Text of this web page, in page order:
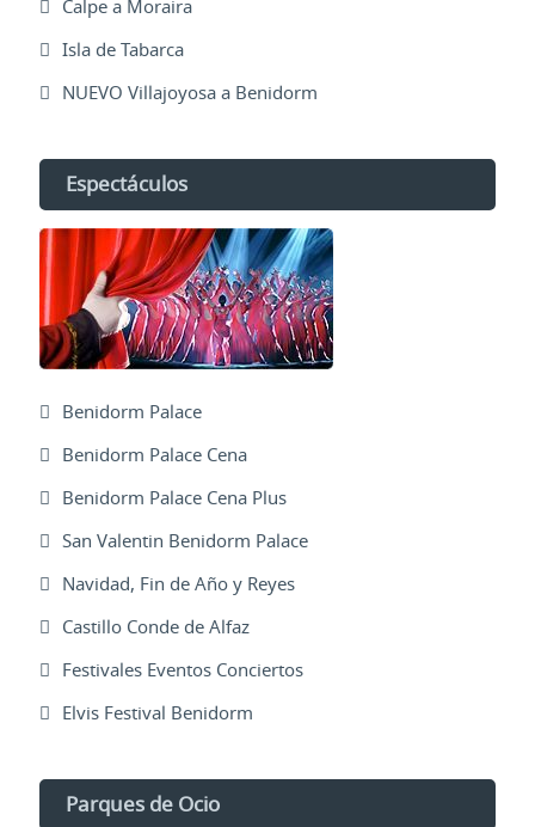
Calpe a Moraira
Isla de Tabarca
NUEVO Villajoyosa a Benidorm
Espectáculos
Benidorm Palace
Benidorm Palace Cena
Benidorm Palace Cena Plus
San Valentin Benidorm Palace
Navidad, Fin de Año y Reyes
Castillo Conde de Alfaz
Festivales Eventos Conciertos
Elvis Festival Benidorm
Parques de Ocio